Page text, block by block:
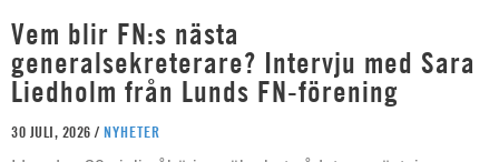
Vem blir FN:s nästa
generalsekreterare? Intervju med Sara
Liedholm från Lunds FN-förening
30 JULI, 2026 / NYHETER